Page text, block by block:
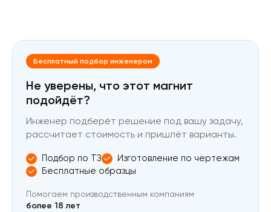
Бесплатный подбор инженером
Не уверены, что этот магнит
подойдёт?
Инженер подберёт решение под вашу задачу,
рассчитает стоимость и пришлёт варианты.
Подбор по ТЗ
Изготовление по чертежам
Бесплатные образцы
Помогаем производственным компаниям
более 18 лет